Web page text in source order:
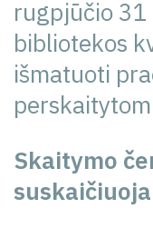
rugpjūčio
bibliotekos
išmatuoti
Skaitymo